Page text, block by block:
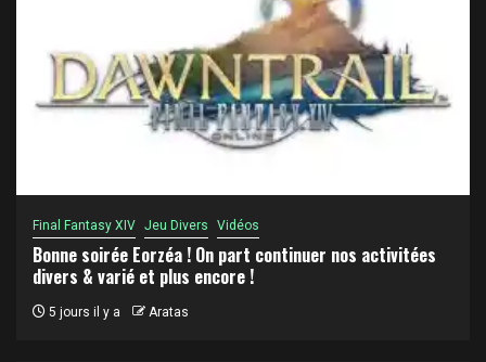
Final Fantasy XIV Jeu Divers Vidéos
Bonne soirée Eorzéa ! On part continuer nos activitées
divers & varié et plus encore !
5 jours il y a Aratas